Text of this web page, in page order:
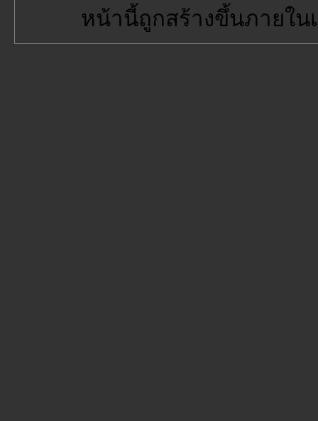
หน้านี้ถูกสร้างขึ้นภายใน